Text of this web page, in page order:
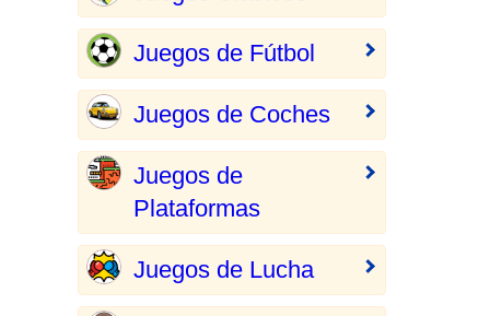
Juegos de Fútbol
Juegos de Coches
Juegos de
Plataformas
Juegos de Lucha